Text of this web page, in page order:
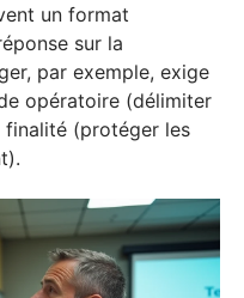
un format
sur la
par exemple, exige
opératoire (délimiter
(protéger les